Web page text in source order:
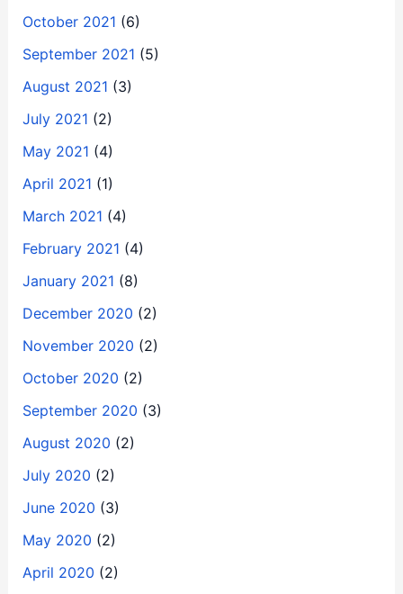
October 2021 (6)
September 2021 (5)
August 2021 (3)
July 2021 (2)
May 2021 (4)
April 2021 (1)
March 2021 (4)
February 2021 (4)
January 2021 (8)
December 2020 (2)
November 2020 (2)
October 2020 (2)
September 2020 (3)
August 2020 (2)
July 2020 (2)
June 2020 (3)
May 2020 (2)
April 2020 (2)